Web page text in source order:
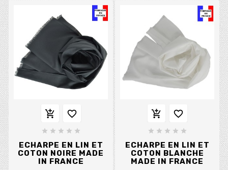
 
    
ECHARPE EN LIN ET
COTON NOIRE MADE
IN FRANCE
 
    
ECHARPE EN LIN ET
COTON BLANCHE
MADE IN FRANCE